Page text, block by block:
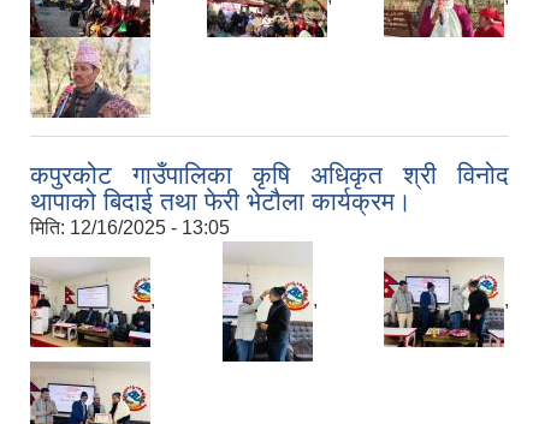
कपुरकोट गाउँपालिका कृषि अधिकृत श्री विनोद
थापाको बिदाई तथा फेरी भेटौला कार्यक्रम।
मिति: 12/16/2025 - 13:05
, , ,